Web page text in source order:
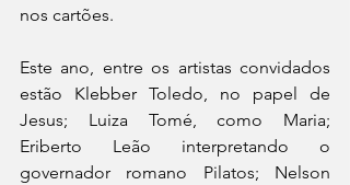
nos cartões.
Este ano, entre os artistas convidados
estão Klebber Toledo, no papel de
Jesus; Luiza Tomé, como Maria;
Eriberto Leão interpretando o
governador romano Pilatos; Nelson